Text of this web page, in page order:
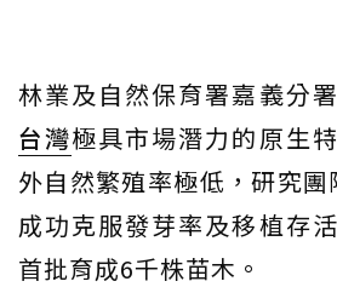
林業及自然保育署嘉義分
台灣極具市場潛力的原生
外自然繁殖率極低，研究團
成功克服發芽率及移植存
首批育成6千株苗木。